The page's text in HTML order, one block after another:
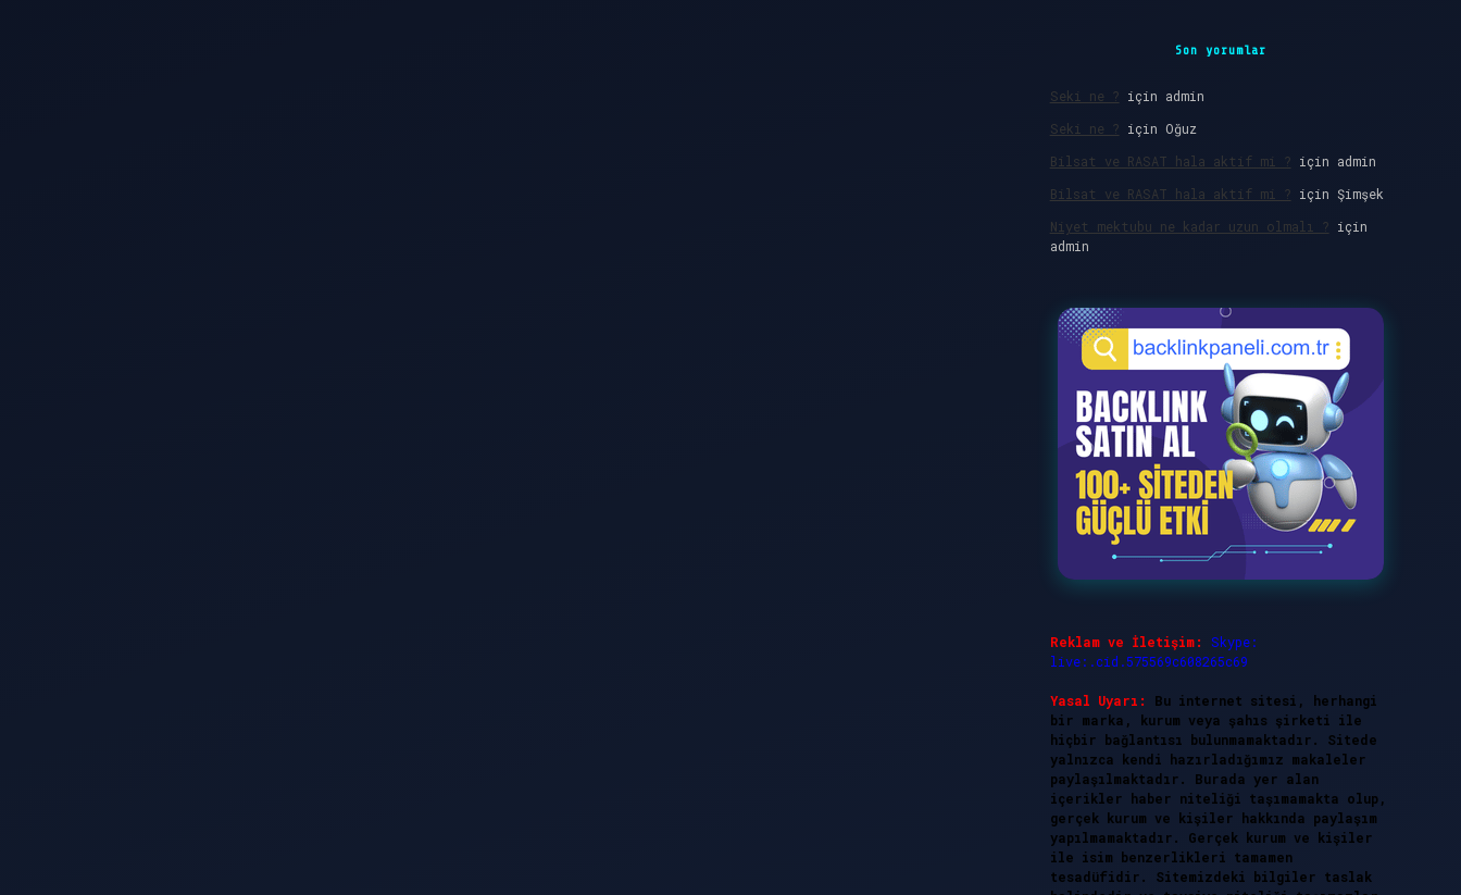
Son yorumlar
Seki ne ? için admin
Seki ne ? için Oğuz
Bilsat ve RASAT hala aktif mi ? için admin
Bilsat ve RASAT hala aktif mi ? için Şimşek
Niyet mektubu ne kadar uzun olmalı ? için
admin
Reklam ve İletişim:
Skype:
live:.cid.575569c608265c69
Yasal Uyarı:
Bu internet sitesi, herhangi
bir marka, kurum veya şahıs şirketi ile
hiçbir bağlantısı bulunmamaktadır. Sitede
yalnızca kendi hazırladığımız makaleler
paylaşılmaktadır. Burada yer alan
içerikler haber niteliği taşımamakta olup,
gerçek kurum ve kişiler hakkında paylaşım
yapılmamaktadır. Gerçek kurum ve kişiler
ile isim benzerlikleri tamamen
tesadüfidir. Sitemizdeki bilgiler taslak